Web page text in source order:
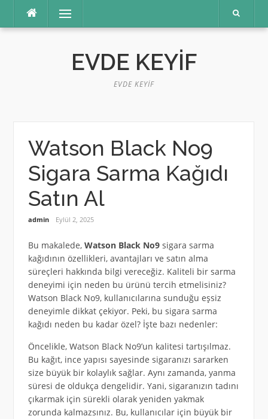
Menü
EVDE KEYIF
EVDE KEYIF
Watson Black No9
Sigara Sarma Kağıdı
Satın Al
admin Eylül 2, 2025
Bu makalede, Watson Black No9sigara sarma
kağıdının özellikleri, avantajları ve satın alma
süreçleri hakkında bilgi vereceğiz. Kaliteli bir sarma
deneyimi için neden bu ürünü tercih etmelisiniz?
Watson Black No9, kullanıcılarına sunduğu eşsiz
deneyimle dikkat çekiyor. Peki, bu sigara sarma
kağıdı neden bu kadar özel? İşte bazı nedenler:
Öncelikle, Watson Black No9’un kalitesi tartışılmaz.
Bu kağıt, ince yapısı sayesinde sigaranızı sararken
size büyük bir kolaylık sağlar. Aynı zamanda, yanma
süresi de oldukça dengelidir. Yani, sigaranızın tadını
çıkarmak için sürekli olarak yeniden yakmak
zorunda kalmazsınız. Bu, kullanıcılar için büyük bir